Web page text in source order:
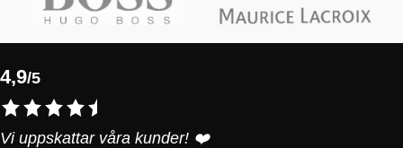
4,9/5
Vi uppskattar våra kunder! ❤️